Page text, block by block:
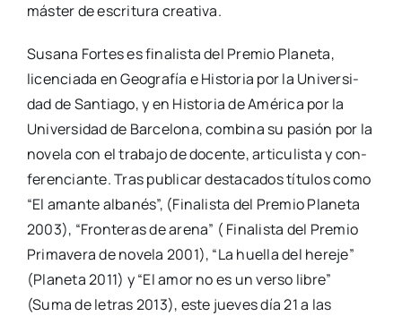
más­ter de escri­tu­ra crea­ti­va.
Susa­na For­tes es fina­lis­ta del Pre­mio Pla­ne­ta,
licen­cia­da en Geo­gra­fía e His­to­ria por la Uni­ver­si­
dad de San­tia­go, y en His­to­ria de Amé­ri­ca por la
Uni­ver­si­dad de Bar­ce­lo­na, com­bi­na su pasión por la
nove­la con el tra­ba­jo de docen­te, arti­cu­lis­ta y con­
fe­ren­cian­te. Tras publi­car des­ta­ca­dos títu­los como
“El aman­te alba­nés”, (Fina­lis­ta del Pre­mio Pla­ne­ta
2003), “Fron­te­ras de are­na” ( Fina­lis­ta del Pre­mio
Pri­ma­ve­ra de nove­la 2001), “La hue­lla del here­je”
(Pla­ne­ta 2011) y “El amor no es un ver­so libre”
(Suma de letras 2013), este jue­ves día 21 a las